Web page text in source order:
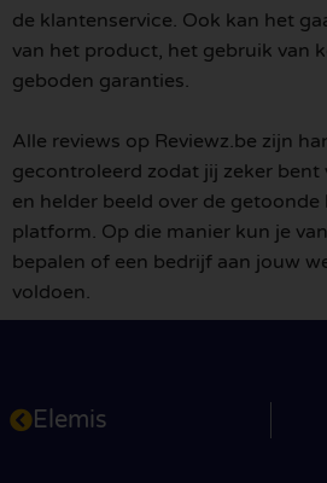
de klantenservice. Ook kan het
van het product, het gebruik van
geboden garanties.
Alle reviews op Reviewz.be zijn
gecontroleerd zodat jij zeker
en helder beeld over de
platform. Op die manier kun je
bepalen of een bedrijf aan jouw
voldoen.
Elemis